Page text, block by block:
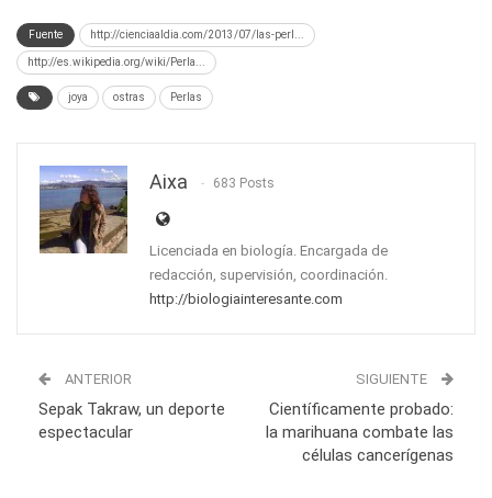
Fuente http://cienciaaldia.com/2013/07/las-perl...
http://es.wikipedia.org/wiki/Perla...
joya ostras Perlas
Aixa 683 Posts
Licenciada en biología. Encargada de
redacción, supervisión, coordinación.
http://biologiainteresante.com
ANTERIOR
Sepak Takraw, un deporte
espectacular
SIGUIENTE
Científicamente probado:
la marihuana combate las
células cancerígenas